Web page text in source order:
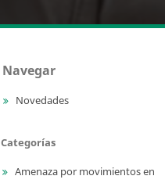
Navegar
Novedades
Categorías
Amenaza por movimientos en